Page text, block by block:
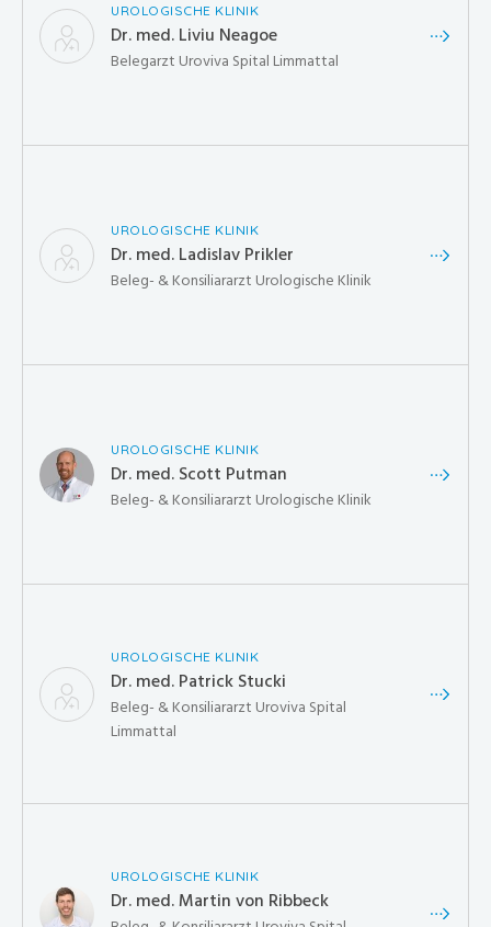
UROLOGISCHE KLINIK
Dr. med. Liviu Neagoe
Belegarzt Uroviva Spital Limmattal
UROLOGISCHE KLINIK
Dr. med. Ladislav Prikler
Beleg- & Konsiliararzt Urologische Klinik
UROLOGISCHE KLINIK
Dr. med. Scott Putman
Beleg- & Konsiliararzt Urologische Klinik
UROLOGISCHE KLINIK
Dr. med. Patrick Stucki
Beleg- & Konsiliararzt Uroviva Spital
Limmattal
UROLOGISCHE KLINIK
Dr. med. Martin von Ribbeck